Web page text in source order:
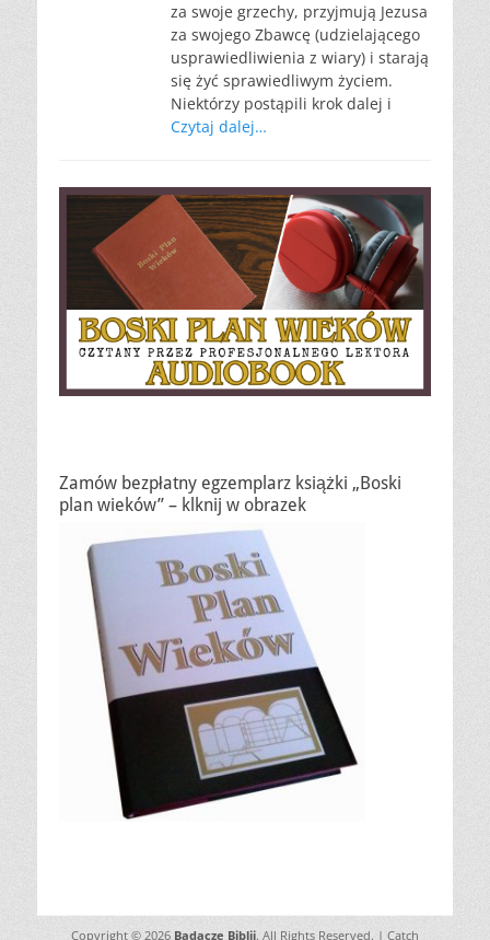
za swoje grzechy, przyjmują Jezusa
za swojego Zbawcę (udzielającego
usprawiedliwienia z wiary) i starają
się żyć sprawiedliwym życiem.
Niektórzy postąpili krok dalej i
Czytaj dalej…
Zamów bezpłatny egzemplarz książki „Boski
plan wieków” – klknij w obrazek
Copyright © 2026 Badacze Biblii. All Rights Reserved. | Catch